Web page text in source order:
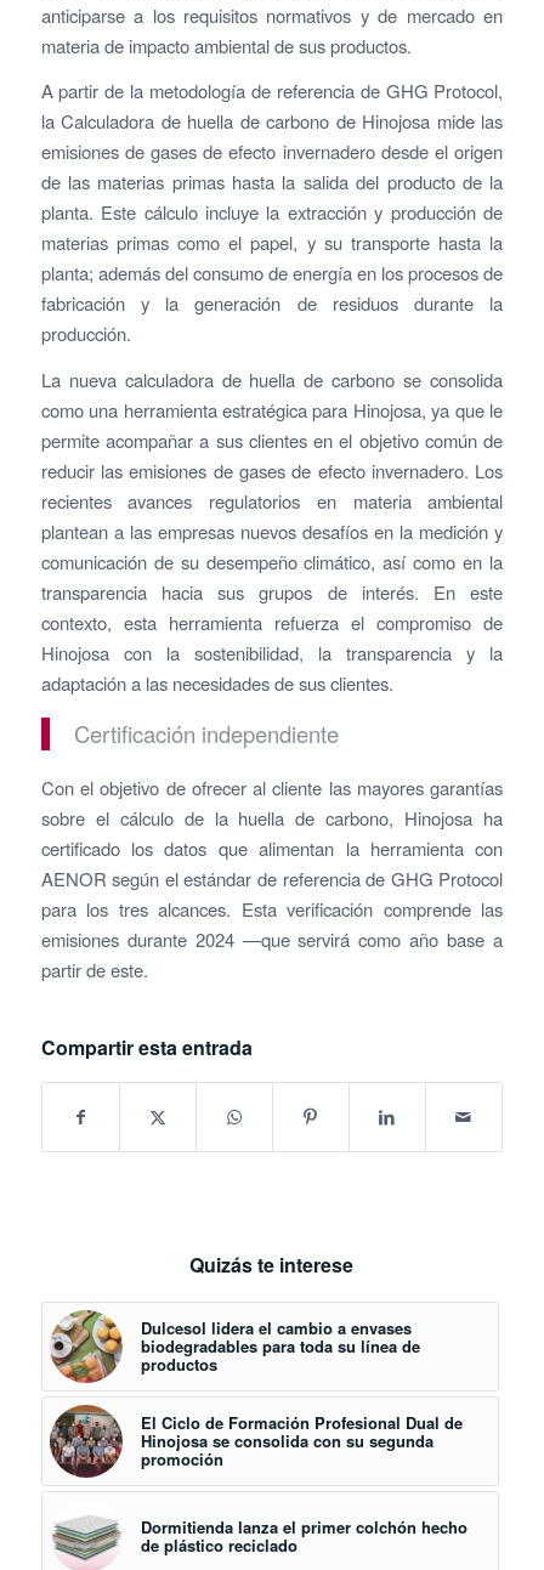
anticiparse a los requisitos normativos y de mercado en
materia de impacto ambiental de sus productos.
A partir de la metodología de referencia de GHG Protocol,
la Calculadora de huella de carbono de Hinojosa mide las
emisiones de gases de efecto invernadero desde el origen
de las materias primas hasta la salida del producto de la
planta. Este cálculo incluye la extracción y producción de
materias primas como el papel, y su transporte hasta la
planta; además del consumo de energía en los procesos de
fabricación y la generación de residuos durante la
producción.
La nueva calculadora de huella de carbono se consolida
como una herramienta estratégica para Hinojosa, ya que le
permite acompañar a sus clientes en el objetivo común de
reducir las emisiones de gases de efecto invernadero. Los
recientes avances regulatorios en materia ambiental
plantean a las empresas nuevos desafíos en la medición y
comunicación de su desempeño climático, así como en la
transparencia hacia sus grupos de interés. En este
contexto, esta herramienta refuerza el compromiso de
Hinojosa con la sostenibilidad, la transparencia y la
adaptación a las necesidades de sus clientes.
Certificación independiente
Con el objetivo de ofrecer al cliente las mayores garantías
sobre el cálculo de la huella de carbono, Hinojosa ha
certificado los datos que alimentan la herramienta con
AENOR según el estándar de referencia de GHG Protocol
para los tres alcances. Esta verificación comprende las
emisiones durante 2024 —que servirá como año base a
partir de este.
Compartir esta entrada
Quizás te interese
Dulcesol lidera el cambio a envases
biodegradables para toda su línea de
productos
El Ciclo de Formación Profesional Dual de
Hinojosa se consolida con su segunda
promoción
Dormitienda lanza el primer colchón hecho
de plástico reciclado